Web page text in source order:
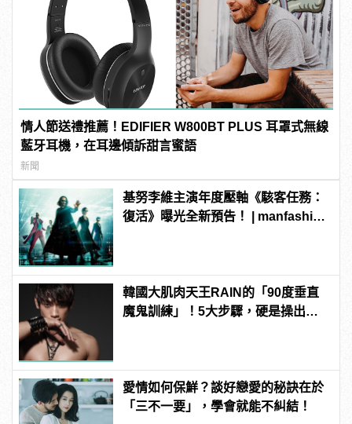
情人節送禮推薦！EDIFIER W800BT PLUS 耳罩式無線
藍牙耳機，在耳邊傾訴甜言蜜語
新聞
基努李維主演年度壓軸《駭客任務：
復活》曝光全新預告！ | manfashion
韓國大肌肉天王RAIN的「90度垂直
魔鬼訓練」！5大步驟，硬是操出你
愛情如何保鮮？談好戀愛的秘訣在於
「三不一要」，學會就能不糾結！